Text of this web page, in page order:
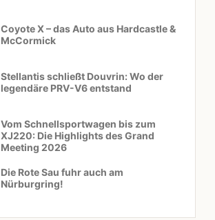
Coyote X – das Auto aus Hardcastle &
McCormick
Stellantis schließt Douvrin: Wo der
legendäre PRV-V6 entstand
Vom Schnellsportwagen bis zum
XJ220: Die Highlights des Grand
Meeting 2026
Die Rote Sau fuhr auch am
Nürburgring!